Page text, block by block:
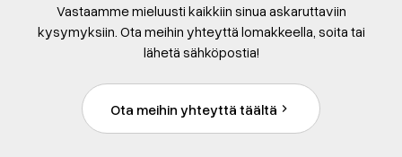
pesu ja vuotojen tiivistäminen.
Vastaamme mieluusti kaikkiin sinua askaruttaviin
kysymyksiin. Ota meihin yhteyttä lomakkeella, soita tai
lähetä sähköpostia!
Ota meihin yhteyttä täältä